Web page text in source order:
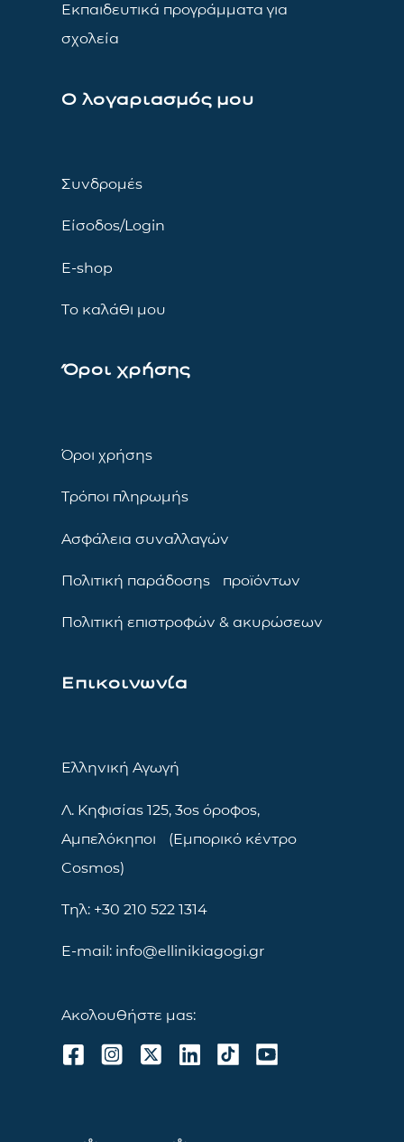
Εκπαιδευτικά προγράμματα για
σχολεία
Ο λογαριασμός μου
Συνδρομές
Είσοδος/Login
E-shop
Το καλάθι μου
Όροι χρήσης
Όροι χρήσης
Τρόποι πληρωμής
Ασφάλεια συναλλαγών
Πολιτική παράδοσης προϊόντων
Πολιτική επιστροφών & ακυρώσεων
Επικοινωνία
Ελληνική Αγωγή
Λ. Κηφισίας 125, 3ος όροφος,
Αμπελόκηποι (Εμπορικό κέντρο
Cosmos)
Τηλ: +30 210 522 1314
E-mail: info@ellinikiagogi.gr
Ακολουθήστε μας: